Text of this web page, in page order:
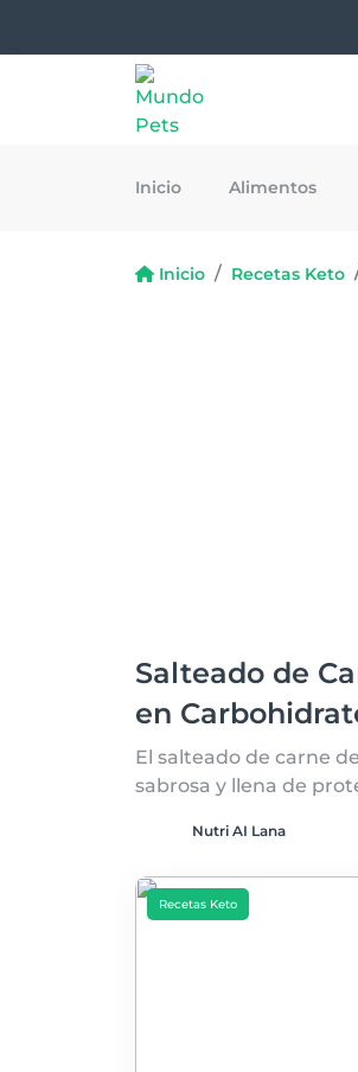
Inicio Alimentos
Inicio Recetas Keto
Salteado de
en
El salteado de carne
sabrosa y llena de
Nutri AI Lana
Recetas Keto